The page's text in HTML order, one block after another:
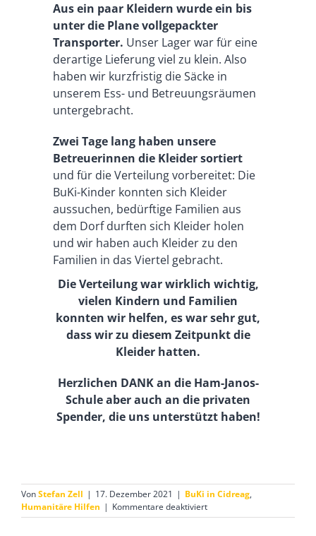
Aus ein paar Kleidern wurde ein bis
unter die Plane vollgepackter
Transporter. Unser Lager war für eine
derartige Lieferung viel zu klein. Also
haben wir kurzfristig die Säcke in
unserem Ess- und Betreuungsräumen
untergebracht.
Zwei Tage lang haben unsere
Betreuerinnen die Kleider sortiert
und für die Verteilung vorbereitet: Die
BuKi-Kinder konnten sich Kleider
aussuchen, bedürftige Familien aus
dem Dorf durften sich Kleider holen
und wir haben auch Kleider zu den
Familien in das Viertel gebracht.
Die Verteilung war wirklich wichtig,
vielen Kindern und Familien
konnten wir helfen, es war sehr gut,
dass wir zu diesem Zeitpunkt die
Kleider hatten.
Herzlichen DANK an die Ham-Janos-
Schule aber auch an die privaten
Spender, die uns unterstützt haben!
VonStefan Zell | 17. Dezember 2021 | BuKi in Cidreag,
Humanitäre Hilfen | Kommentare deaktiviertfür
Vielen